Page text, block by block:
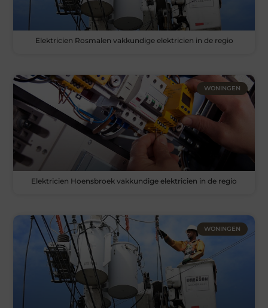
Elektricien Rosmalen vakkundige elektricien in de regio
WONINGEN
Elektricien Hoensbroek vakkundige elektricien in de regio
WONINGEN